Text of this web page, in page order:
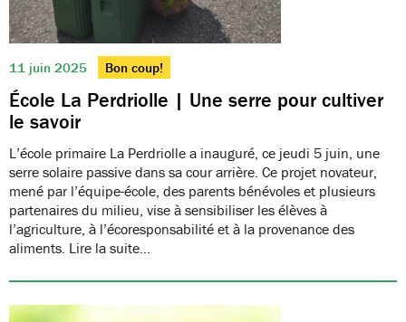
11 juin 2025 Bon coup!
École La Perdriolle | Une serre pour cultiver
le savoir
L’école primaire La Perdriolle a inauguré, ce jeudi 5 juin, une
serre solaire passive dans sa cour arrière. Ce projet novateur,
mené par l’équipe-école, des parents bénévoles et plusieurs
partenaires du milieu, vise à sensibiliser les élèves à
l’agriculture, à l’écoresponsabilité et à la provenance des
aliments. Lire la suite…